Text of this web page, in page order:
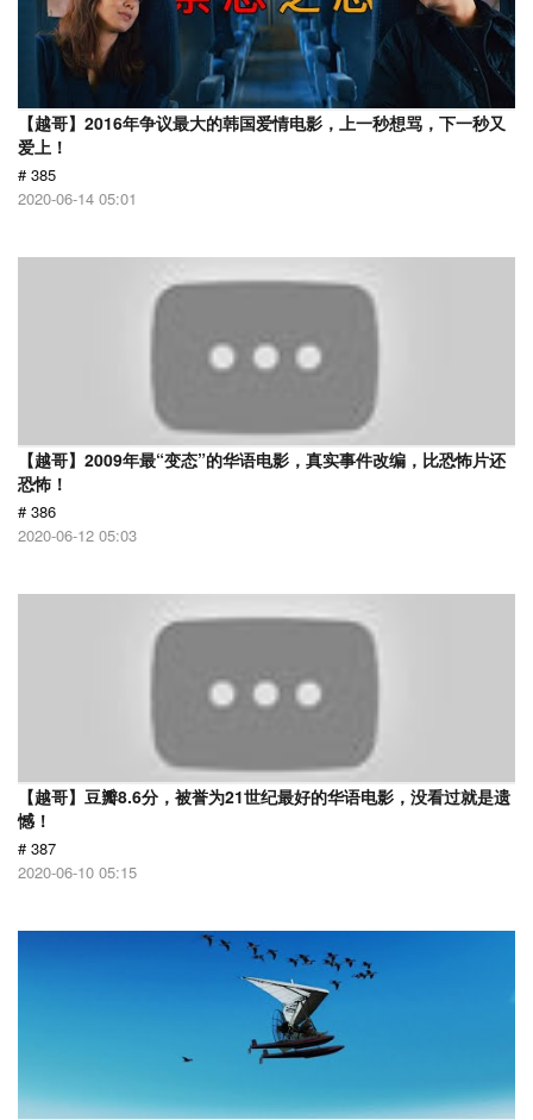
【越哥】2016年争议最大的韩国爱情电影，上一秒想骂，下一秒又
爱上！
# 385
2020-06-14 05:01
【越哥】2009年最“变态”的华语电影，真实事件改编，比恐怖片还
恐怖！
# 386
2020-06-12 05:03
【越哥】豆瓣8.6分，被誉为21世纪最好的华语电影，没看过就是遗
憾！
# 387
2020-06-10 05:15